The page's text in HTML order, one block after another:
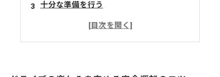
十分な準備を行う
安全装備を確認する